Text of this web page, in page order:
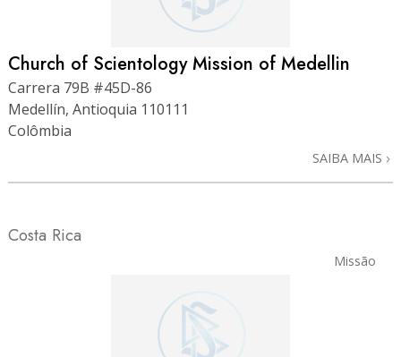
Church of Scientology Mission of Medellin
Carrera 79B #45D-86
Medellín, Antioquia 110111
Colômbia
SAIBA MAIS
Costa Rica
Missão